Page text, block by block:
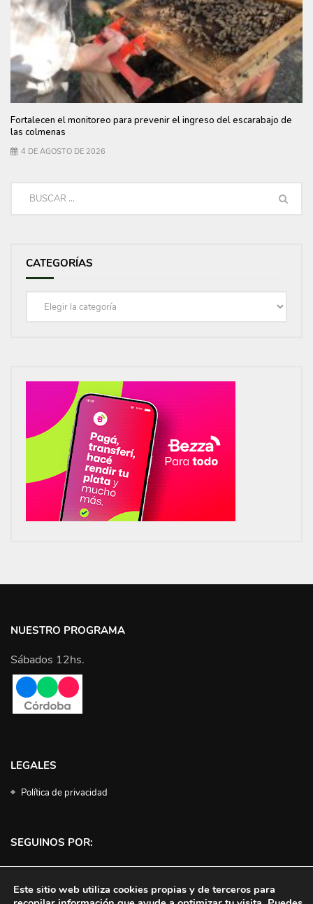
Fortalecen el monitoreo para prevenir el ingreso del escarabajo de
las colmenas
4 DE AGOSTO DE 2026
CATEGORÍAS
Categorías
NUESTRO PROGRAMA
Sábados 12hs.
LEGALES
Política de privacidad
SEGUINOS POR:
Este sitio web utiliza cookies propias y de terceros para